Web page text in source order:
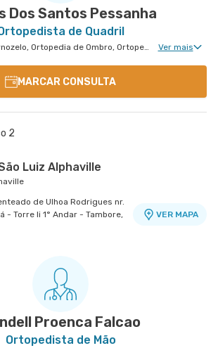
Dos Santos Pessanha
de Quadril
Ortopedia de Pé e Tornozelo, Ortopedia de Ombro, Ortopedia de Joelho, Ortopedia de Coluna, Ortopedia Geral, Cirurgia de Joelho, Cirurgia de Coluna, Ortopedia de Cotovelo, Cirurgia de Quadril, Cirurgia de Pé e Tornozelo Ver mais
MARCAR CONSULTA
2
Luiz Alphaville
de Ulhoa Rodrigues nr.
- Torre Ii 1° Andar - Tambore,
VER MAPA
Azevedo Marques nr. 217 -
Proenca Falcao
Ortopedista de Mão